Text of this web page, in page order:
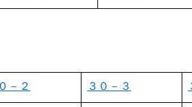
－２ ３０－３